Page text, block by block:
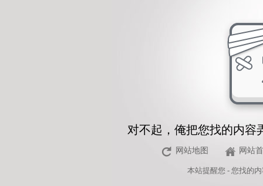
对不起，俺把您找的内容
网站地图 网站
本站提醒您 - 您找的